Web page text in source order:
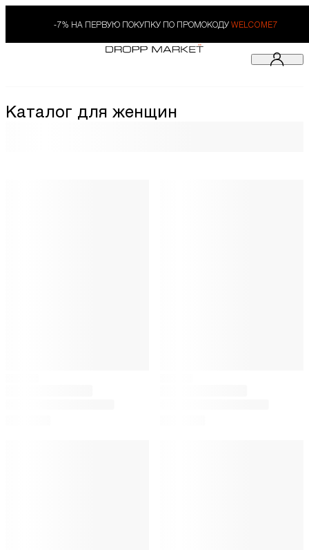
-7% НА ПЕРВУЮ ПОКУПКУ ПО ПРОМОКОДУ WELCOME7
Каталог для женщин